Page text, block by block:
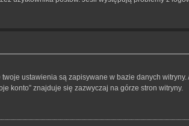
ustawienia są zapisywane w bazie danych
konto” znajduje się zazwyczaj na górze stron witryny.